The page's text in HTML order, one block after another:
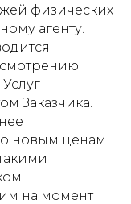
физических
агенту.
Заказчика.
новым ценам
на момент